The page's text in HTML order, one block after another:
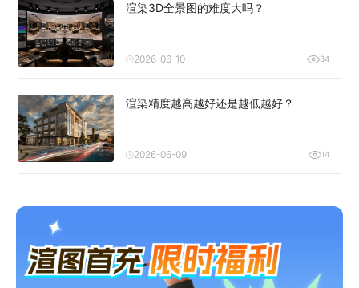
渲染3D全景图的难度大吗？
2026-06-10 34
渲染精度越高越好还是越低越好？
2026-06-09 14